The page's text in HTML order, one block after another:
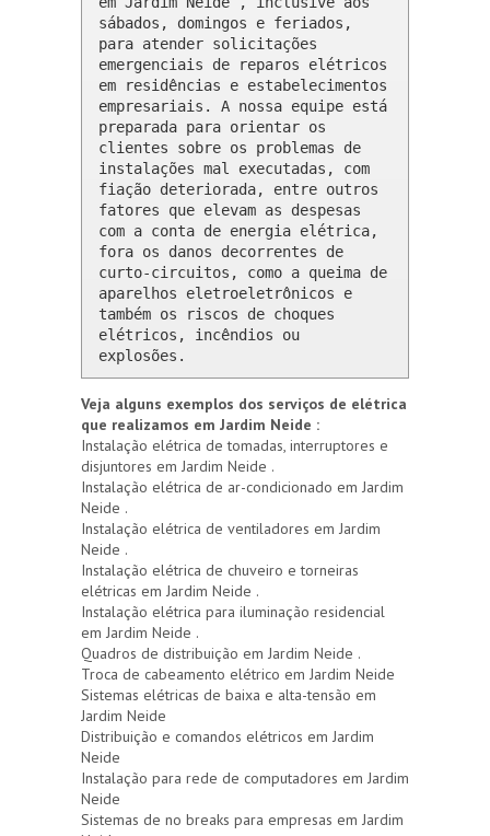
sábados, domingos e feriados,
para atender solicitações
emergenciais de reparos elétricos
em residências e estabelecimentos
empresariais. A nossa equipe está
preparada para orientar os
clientes sobre os problemas de
instalações mal executadas, com
fiação deteriorada, entre outros
fatores que elevam as despesas
com a conta de energia elétrica,
fora os danos decorrentes de
curto-circuitos, como a queima de
aparelhos eletroeletrônicos e
também os riscos de choques
elétricos, incêndios ou
explosões.
Veja alguns exemplos dos serviços de elétrica
que realizamos em Jardim Neide :
Instalação elétrica de tomadas, interruptores e
disjuntores em Jardim Neide .
Instalação elétrica de ar-condicionado em Jardim
Neide .
Instalação elétrica de ventiladores em Jardim
Neide .
Instalação elétrica de chuveiro e torneiras
elétricas em Jardim Neide .
Instalação elétrica para iluminação residencial
em Jardim Neide .
Quadros de distribuição em Jardim Neide .
Troca de cabeamento elétrico em Jardim Neide
Sistemas elétricas de baixa e alta-tensão em
Jardim Neide
Distribuição e comandos elétricos em Jardim
Neide
Instalação para rede de computadores em Jardim
Neide
Sistemas de no breaks para empresas em Jardim